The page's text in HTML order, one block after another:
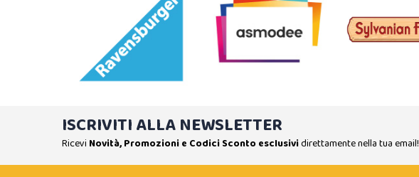
ISCRIVITI ALLA NEWSLETTER
Ricevi Novità, Promozioni e Codici Sconto esclusividirettamente nella tua email!